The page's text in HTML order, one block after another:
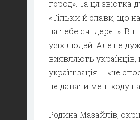
город». Та ця звістка
«Тільки й слави, що
на тебе очі дере…».
усіх людей. Але не
виявляють
українізація — «це
не давати мені ходу
Родина Мазайлів,